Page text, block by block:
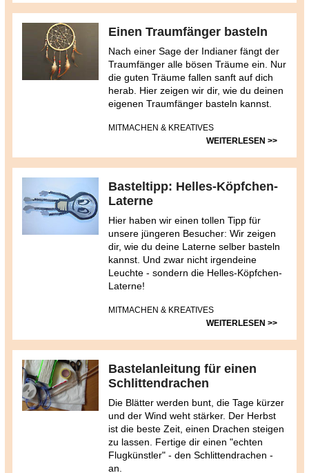
Einen Traumfänger basteln
Nach einer Sage der Indianer fängt der
Traumfänger alle bösen Träume ein. Nur
die guten Träume fallen sanft auf dich
herab. Hier zeigen wir dir, wie du deinen
eigenen Traumfänger basteln kannst.
MITMACHEN & KREATIVES
WEITERLESEN >>
Basteltipp: Helles-Köpfchen-
Laterne
Hier haben wir einen tollen Tipp für
unsere jüngeren Besucher: Wir zeigen
dir, wie du deine Laterne selber basteln
kannst. Und zwar nicht irgendeine
Leuchte - sondern die Helles-Köpfchen-
Laterne!
MITMACHEN & KREATIVES
WEITERLESEN >>
Bastelanleitung für einen
Schlittendrachen
Die Blätter werden bunt, die Tage kürzer
und der Wind weht stärker. Der Herbst
ist die beste Zeit, einen Drachen steigen
zu lassen. Fertige dir einen "echten
Flugkünstler" - den Schlittendrachen -
an.